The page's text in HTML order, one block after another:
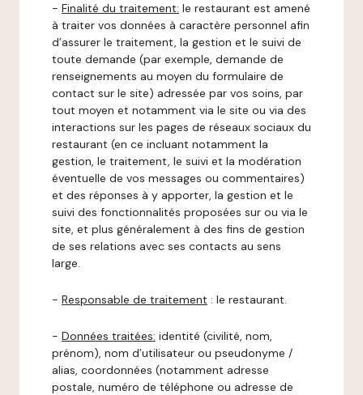
- Finalité du traitement: le restaurant est amené
à traiter vos données à caractère personnel afin
d’assurer le traitement, la gestion et le suivi de
toute demande (par exemple, demande de
renseignements au moyen du formulaire de
contact sur le site) adressée par vos soins, par
tout moyen et notamment via le site ou via des
interactions sur les pages de réseaux sociaux du
restaurant (en ce incluant notamment la
gestion, le traitement, le suivi et la modération
éventuelle de vos messages ou commentaires)
et des réponses à y apporter, la gestion et le
suivi des fonctionnalités proposées sur ou via le
site, et plus généralement à des fins de gestion
de ses relations avec ses contacts au sens
large.
- Responsable de traitement : le restaurant.
- Données traitées: identité (civilité, nom,
prénom), nom d’utilisateur ou pseudonyme /
alias, coordonnées (notamment adresse
postale, numéro de téléphone ou adresse de